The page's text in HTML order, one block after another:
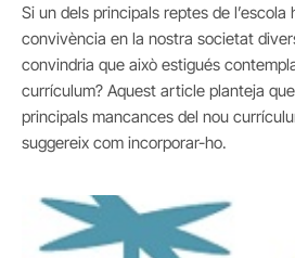
Si un dels principals reptes de
convivència en la nostra societat
convindria que això estigués
currículum? Aquest article planteja
principals mancances del nou
suggereix com incorporar-ho.